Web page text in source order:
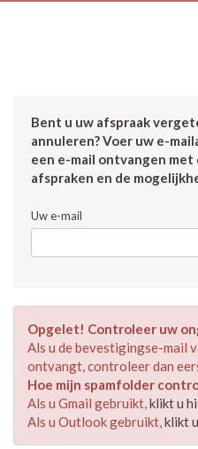
Bent u uw afspraak
annuleren? Voer uw e-
een e-mail ontvangen met
afspraken en de
Uw e-mail
Opgelet! Controleer uw
Als u de bevestigingse-mail
ontvangt, controleer dan
Hoe mijn spamfolder
Als u Gmail gebruikt,klikt u
Als u Outlook gebruikt,klikt